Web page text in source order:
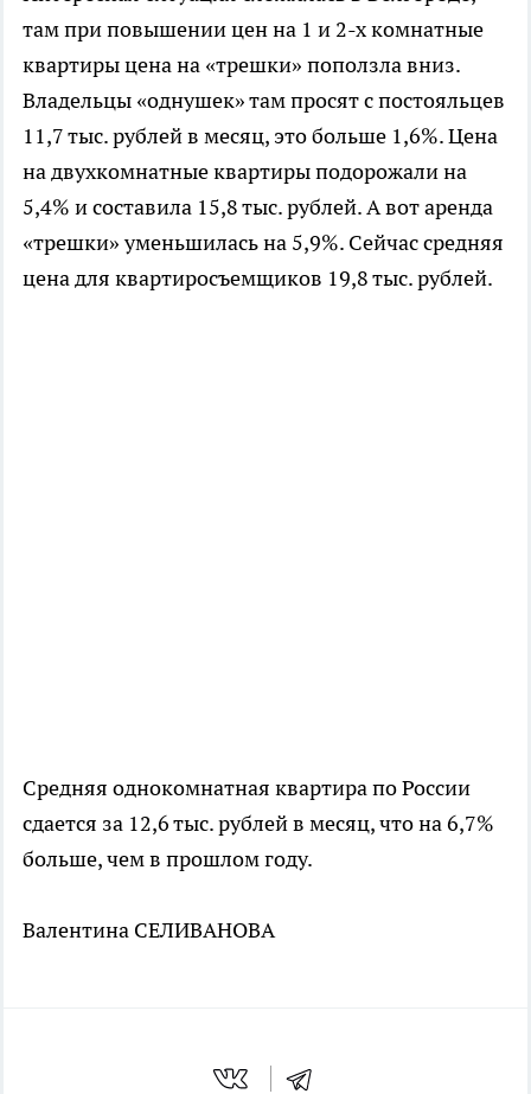
там при повышении цен на 1 и 2-х комнатные
квартиры цена на «трешки» поползла вниз.
Владельцы «однушек» там просят с постояльцев
11,7 тыс. рублей в месяц, это больше 1,6%. Цена
на двухкомнатные квартиры подорожали на
5,4% и составила 15,8 тыс. рублей. А вот аренда
«трешки» уменьшилась на 5,9%. Сейчас средняя
цена для квартиросъемщиков 19,8 тыс. рублей.
Средняя однокомнатная квартира по России
сдается за 12,6 тыс. рублей в месяц, что на 6,7%
больше, чем в прошлом году.
Валентина СЕЛИВАНОВА